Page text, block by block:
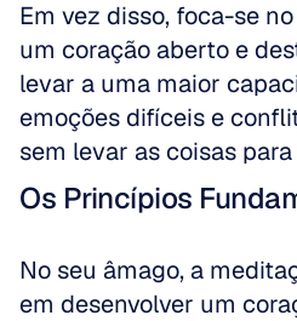
Em vez disso, foca-se
um coração aberto e
levar a uma maior
emoções difíceis e
sem levar as coisas
Os Princípios
No seu âmago, a
em desenvolver um